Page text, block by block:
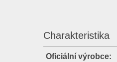
Charakteristika
Oficiální výrobce: